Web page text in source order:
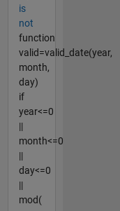
is
not
function
valid=valid_date(year,
month,
day)
if
year<=0
||
month<=0
||
day<=0
||
mod(